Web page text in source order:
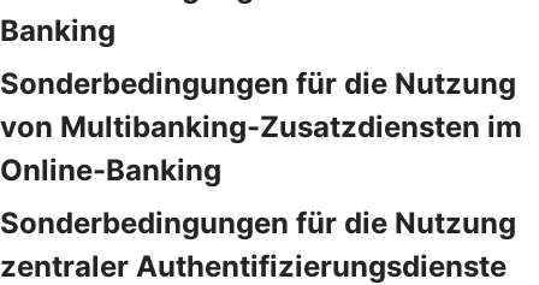
Banking
Sonderbedingungen für die Nutzung
von Multibanking-Zusatzdiensten im
Online-Banking
Sonderbedingungen für die Nutzung
zentraler Authentifizierungsdienste